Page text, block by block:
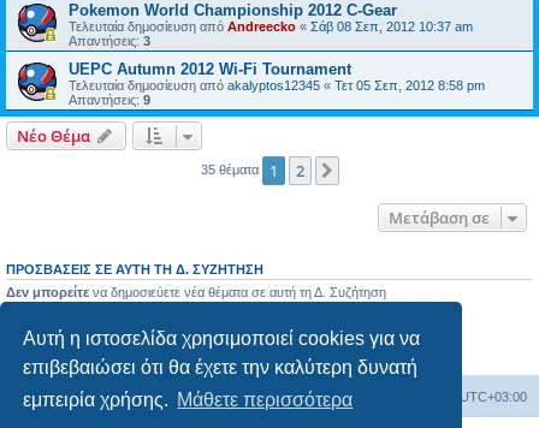
Αυτή η ιστοσελίδα χρησιμοποιεί cookies για να
επιβεβαιώσει ότι θα έχετε την καλύτερη δυνατή
εμπειρία χρήσης. Μάθετε περισσότερα
Pokemon World Championship 2012 C-Gear
Τελευταία δημοσίευση από Andreecko « Σάβ 08 Σεπ, 2012 10:37 am
Απαντήσεις: 3
UEPC Autumn 2012 Wi-Fi Tournament
Τελευταία δημοσίευση από akalyptos12345 « Τετ 05 Σεπ, 2012 8:58 pm
Απαντήσεις: 9
Νέο Θέμα
35 θέματα 1 2
Μετάβαση σε
ΠΡΟΣΒΆΣΕΙΣ ΣΕ ΑΥΤΉ ΤΗ Δ. ΣΥΖΉΤΗΣΗ
Δεν μπορείτε να δημοσιεύετε νέα θέματα σε αυτή τη Δ. Συζήτηση
Δεν μπορείτε
να επεξεργάζεστε τις δημοσιεύσεις σας σε αυτή τη Δ. Συζήτηση
Δεν μπορείτενα διαγράφετε τις δημοσιεύσεις σας σε αυτή τη Δ. Συζήτηση
Δεν μπορείτενα επισυνάπτετε αρχεία σε αυτή τη Δ. Συζήτηση
Ευρετήριο Δ. Συζήτησης Όλοι οι χρόνοι είναι UTC+03:00